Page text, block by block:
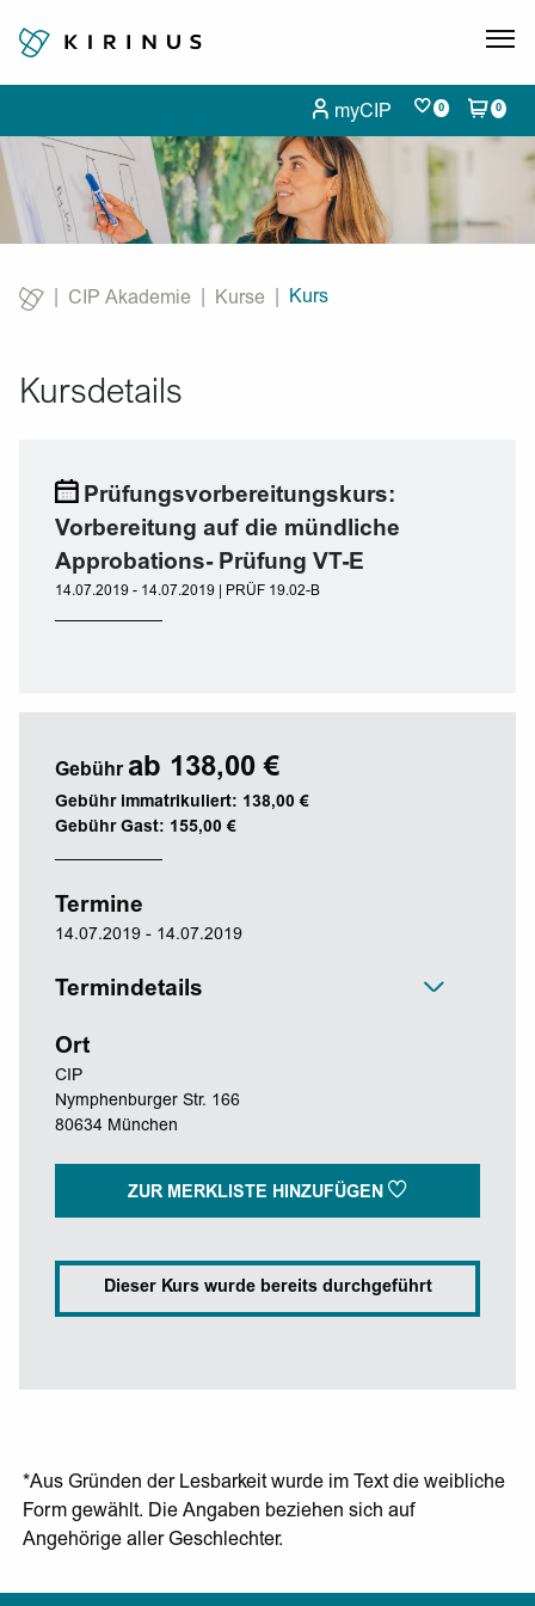
myCIP 0 0
CIP Akademie Kurse
Current:
Kurs
Kursdetails
Prüfungsvorbereitungskurs:
Vorbereitung auf die mündliche
Approbations- Prüfung VT-E
14.07.2019 - 14.07.2019 | PRÜF 19.02-B
Gebühr ab 138,00 €
Gebühr immatrikuliert: 138,00 €
Gebühr Gast: 155,00 €
Termine
14.07.2019 - 14.07.2019
Termindetails
Ort
CIP
Nymphenburger Str. 166
80634 München
ZUR MERKLISTE HINZUFÜGEN
Dieser Kurs wurde bereits durchgeführt
*Aus Gründen der Lesbarkeit wurde im Text die weibliche
Form gewählt. Die Angaben beziehen sich auf
Angehörige aller Geschlechter.